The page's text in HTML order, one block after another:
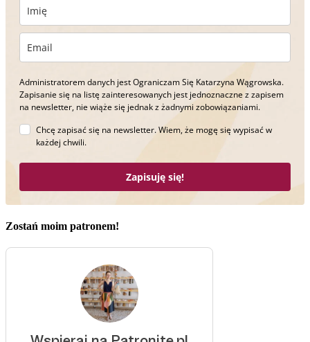
Administratorem danych jest Ograniczam Się Katarzyna Wągrowska.
Zapisanie się na listę zainteresowanych jest jednoznaczne z zapisem
na newsletter, nie wiąże się jednak z żadnymi zobowiązaniami.
Chcę zapisać się na newsletter. Wiem, że mogę się wypisać w
każdej chwili.
Zapisuję się!
Zostań moim patronem!